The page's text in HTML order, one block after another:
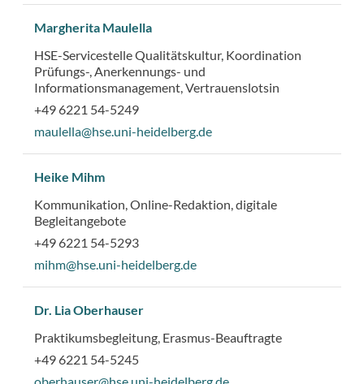
Margherita Maulella
HSE-Servicestelle Qualitätskultur, Koordination
Prüfungs-, Anerkennungs- und
Informationsmanagement, Vertrauenslotsin
+49 6221 54-5249
maulella@hse.uni-heidelberg.de
Heike Mihm
Kommunikation, Online-Redaktion, digitale
Begleitangebote
+49 6221 54-5293
mihm@hse.uni-heidelberg.de
Dr. Lia Oberhauser
Praktikumsbegleitung, Erasmus-Beauftragte
+49 6221 54-5245
oberhauser@hse.uni-heidelberg.de